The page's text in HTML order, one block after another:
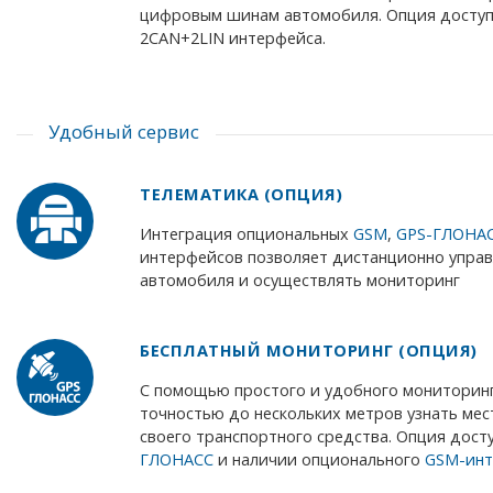
цифровым шинам автомобиля. Опция
2CAN+2LIN интерфейса.
Удобный сервис
ТЕЛЕМАТИКА (ОПЦИЯ)
Интеграция опциональных GSM, GPS-
интерфейсов позволяет дистанционно
автомобиля и осуществлять мониторинг
БЕСПЛАТНЫЙ МОНИТОРИНГ (ОПЦИЯ)
С помощью простого и удобного
точностью до нескольких метров узнать
своего транспортного средства. Опция
ГЛОНАСС и наличии опционального GSM-